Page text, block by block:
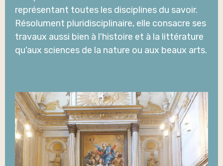
représentant toutes les disciplines du savoir.
Résolument pluridisciplinaire, elle consacre ses
travaux aussi bien à l'histoire et à la littérature
qu'aux sciences de la nature ou aux beaux arts.